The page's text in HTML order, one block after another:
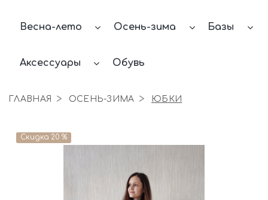
Весна-лето Осень-зима Базы
Аксессуары Обувь
ГЛАВНАЯ ОСЕНЬ-ЗИМА ЮБКИ
Скидка 20 %